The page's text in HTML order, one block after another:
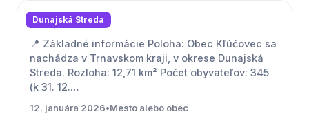
Dunajská Streda
Kľúčovec
📍 Základné informácie Poloha: Obec Kľúčovec sa
nachádza v Trnavskom kraji, v okrese Dunajská
Streda. Rozloha: 12,71 km² Počet obyvateľov: 345
(k 31. 12.…
12. januára 2026•Mesto alebo obec